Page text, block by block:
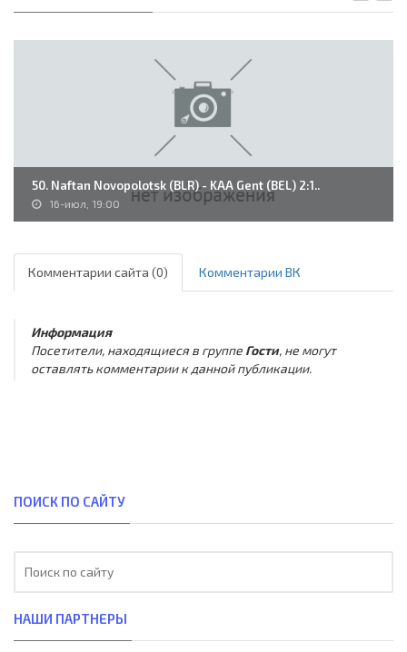
50. Naftan Novopolotsk (BLR) - KAA Gent (BEL) 2:1..
16-июл, 19:00
Комментарии сайта (0) Комментарии ВК
Информация
Посетители, находящиеся в группе Гости, не могут
оставлять комментарии к данной публикации.
ПОИСК ПО САЙТУ
НАШИ ПАРТНЕРЫ